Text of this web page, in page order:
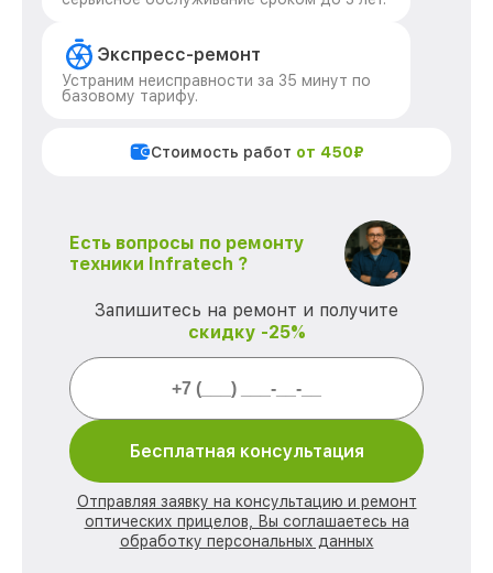
Экспресс-ремонт
Устраним неисправности за 35 минут по
базовому тарифу.
Стоимость работ от 450₽
Есть вопросы по ремонту
техники Infratech ?
Запишитесь на ремонт и получите
скидку -25%
Бесплатная консультация
Отправляя заявку на консультацию и ремонт
оптических прицелов, Вы соглашаетесь на
обработку персональных данных